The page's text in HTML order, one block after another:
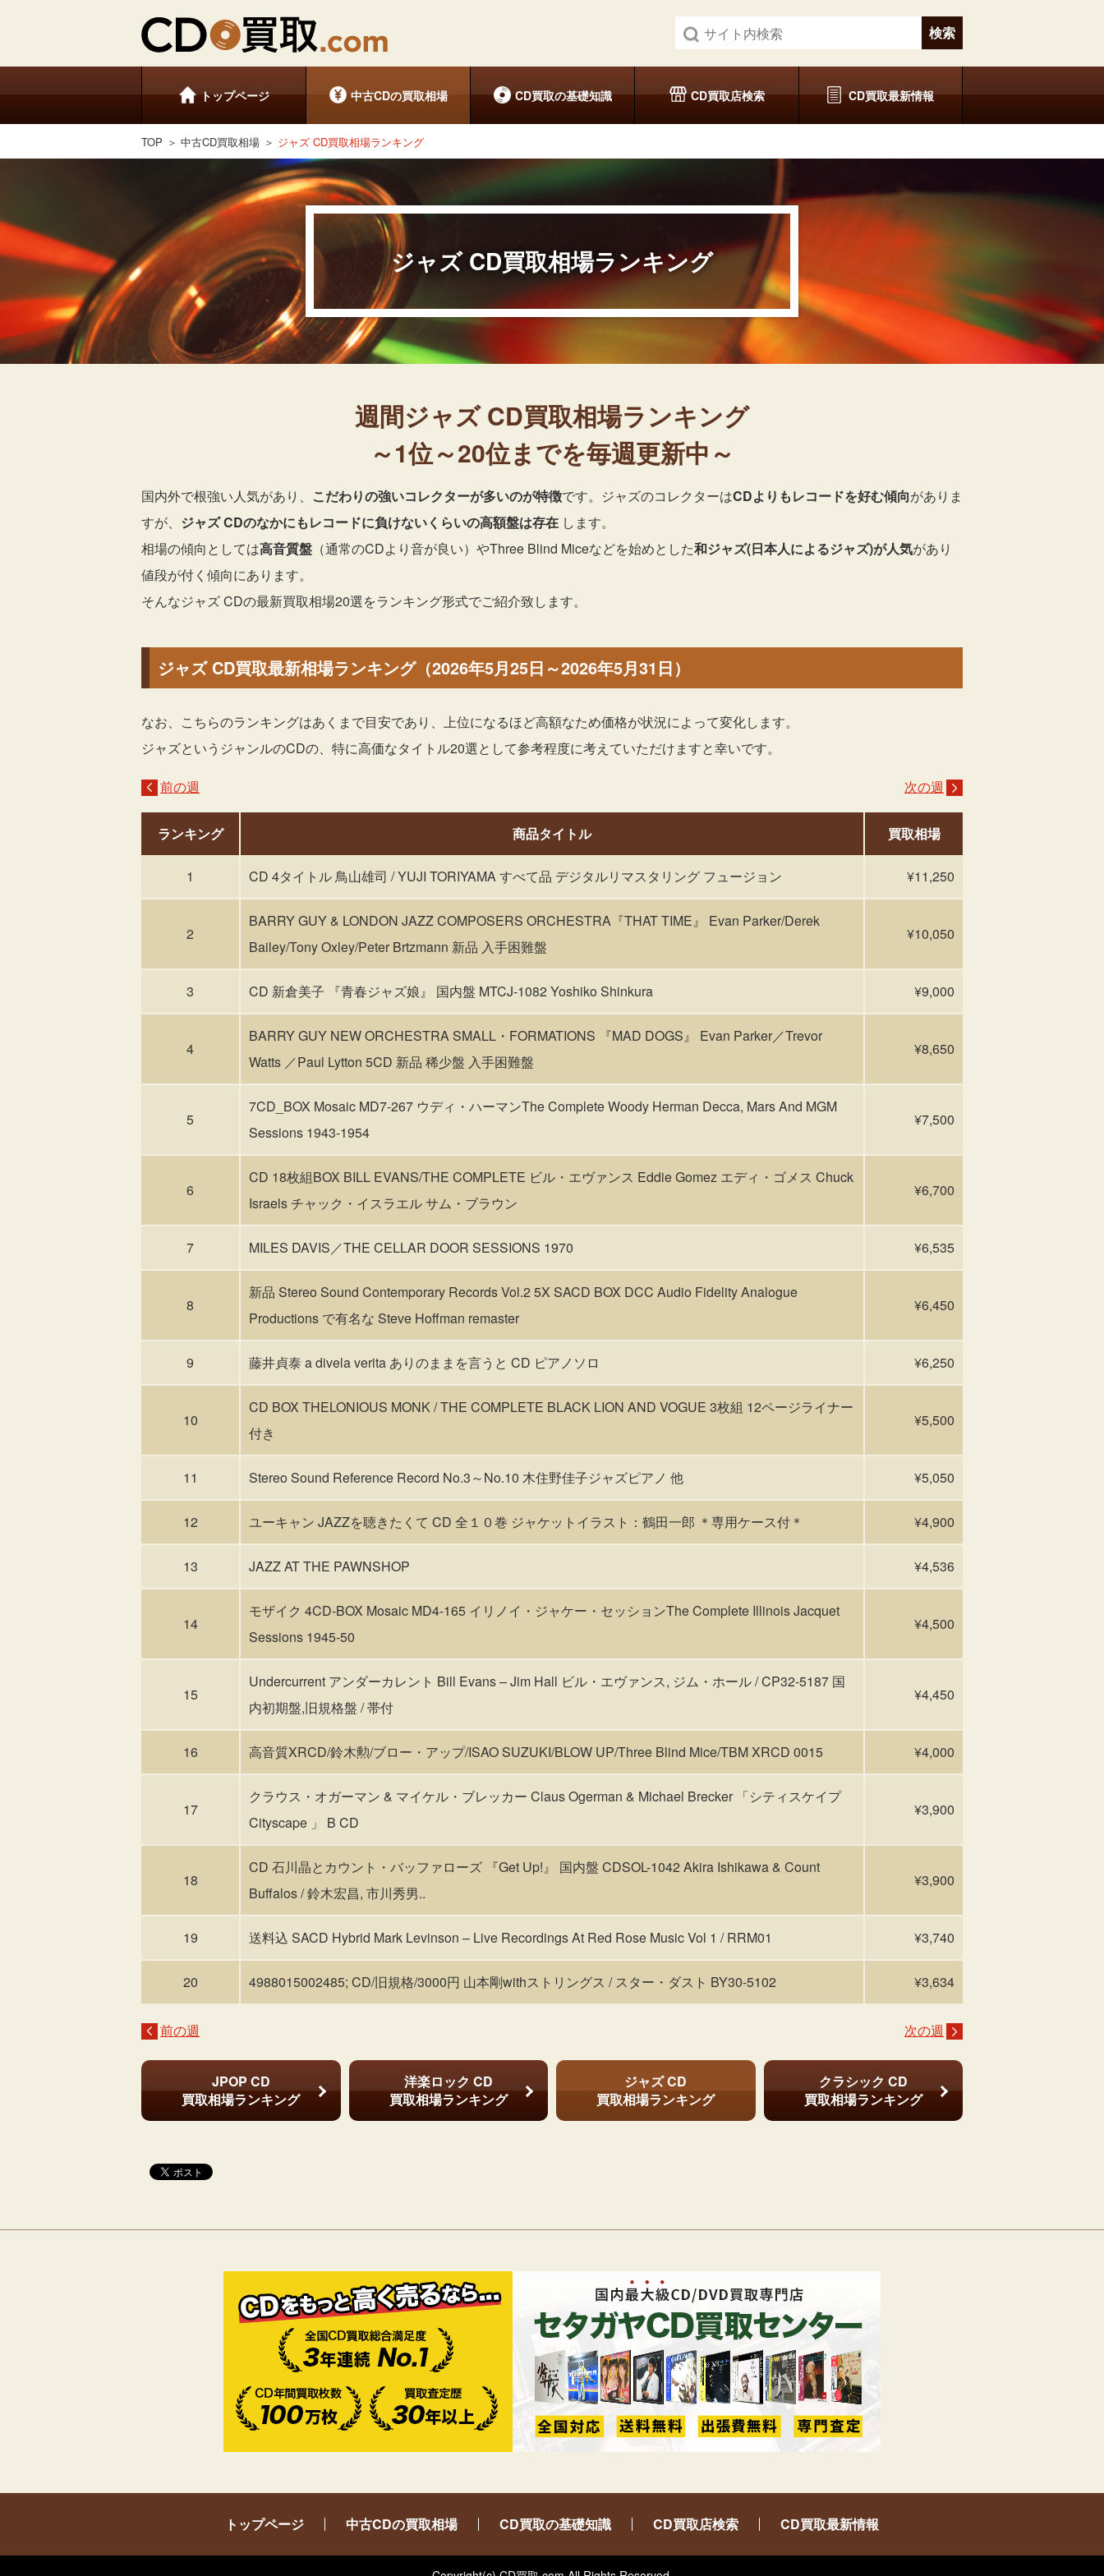
トップページ 中古CDの買取相場 CD買取の基礎知識 CD買取店検索 CD買取最新情報
TOP 中古CD買取相場 ジャズ CD買取相場ランキング
ジャズCD買取相場ランキング
週間ジャズCD買取相場ランキング
～1位～20位までを毎週更新中～
国内外で根強い人気があり、 こだわりの強いコレクターが多いのが特徴です。ジャズのコレクターはCDよりもレコードを好む傾向がありま
すが、 ジャズ CDのなかにもレコードに負けないくらいの高額盤は存在 します。
相場の傾向としては高音質盤 （通常のCDより音が良い）やThree Blind Miceなどを始めとした和ジャズ(日本人によるジャズ)が人気があり
値段が付く傾向にあります。
そんなジャズ CDの最新買取相場20選をランキング形式でご紹介致します。
ジャズ CD買取最新相場ランキング（2026年5月25日～2026年5月31日）
なお、こちらのランキングはあくまで目安であり、上位になるほど高額なため価格が状況によって変化します。
ジャズというジャンルのCDの、特に高価なタイトル20選として参考程度に考えていただけますと幸いです。
前の週 次の週
ランキング 商品タイトル 買取相場
1 CD 4タイトル 鳥山雄司 / YUJI TORIYAMA すべて品 デジタルリマスタリング フュージョン ¥11,250
2
BARRY GUY & LONDON JAZZ COMPOSERS ORCHESTRA『THAT TIME』 Evan Parker/Derek
Bailey/Tony Oxley/Peter Brtzmann 新品 入手困難盤
¥10,050
3 CD 新倉美子 『青春ジャズ娘』 国内盤 MTCJ-1082 Yoshiko Shinkura ¥9,000
4
BARRY GUY NEW ORCHESTRA SMALL・FORMATIONS 『MAD DOGS』 Evan Parker／Trevor
Watts ／Paul Lytton 5CD 新品 稀少盤 入手困難盤
¥8,650
5
7CD_BOX Mosaic MD7-267 ウディ・ハーマンThe Complete Woody Herman Decca, Mars And MGM
Sessions 1943-1954
¥7,500
6
CD 18枚組BOX BILL EVANS/THE COMPLETE ビル・エヴァンス Eddie Gomez エディ・ゴメス Chuck
Israels チャック・イスラエル サム・ブラウン
¥6,700
7 MILES DAVIS／THE CELLAR DOOR SESSIONS 1970 ¥6,535
8
新品 Stereo Sound Contemporary Records Vol.2 5X SACD BOX DCC Audio Fidelity Analogue
Productions で有名な Steve Hoffman remaster
¥6,450
9 藤井貞泰 a divela verita ありのままを言うと CD ピアノソロ ¥6,250
10
CD BOX THELONIOUS MONK / THE COMPLETE BLACK LION AND VOGUE 3枚組 12ページライナー
付き
¥5,500
11 Stereo Sound Reference Record No.3～No.10 木住野佳子ジャズピアノ 他 ¥5,050
12 ユーキャン JAZZを聴きたくて CD 全１０巻 ジャケットイラスト：鶴田一郎 ＊専用ケース付＊ ¥4,900
13 JAZZ AT THE PAWNSHOP ¥4,536
14
モザイク 4CD-BOX Mosaic MD4-165 イリノイ・ジャケー・セッションThe Complete Illinois Jacquet
Sessions 1945-50
¥4,500
15
Undercurrent アンダーカレント Bill Evans – Jim Hall ビル・エヴァンス, ジム・ホール / CP32-5187 国
内初期盤,旧規格盤 / 帯付
¥4,450
16 高音質XRCD/鈴木勲/ブロー・アップ/ISAO SUZUKI/BLOW UP/Three Blind Mice/TBM XRCD 0015 ¥4,000
17
クラウス・オガーマン & マイケル・ブレッカー Claus Ogerman & Michael Brecker 「シティスケイプ
Cityscape 」 B CD
¥3,900
18
CD 石川晶とカウント・バッファローズ 『Get Up!』 国内盤 CDSOL-1042 Akira Ishikawa & Count
Buffalos / 鈴木宏昌, 市川秀男..
¥3,900
19 送料込 SACD Hybrid Mark Levinson – Live Recordings At Red Rose Music Vol 1 / RRM01 ¥3,740
20 4988015002485; CD/旧規格/3000円 山本剛withストリングス / スター・ダスト BY30-5102 ¥3,634
前の週 次の週
JPOP CD
買取相場ランキング
洋楽ロック CD
買取相場ランキング
ジャズ CD
買取相場ランキング
クラシック CD
買取相場ランキング
トップページ 中古CDの買取相場 CD買取の基礎知識 CD買取店検索 CD買取最新情報